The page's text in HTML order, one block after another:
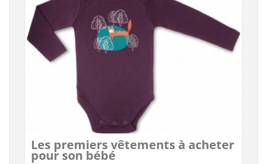
Les premiers vêtements à acheter
pour son bébé